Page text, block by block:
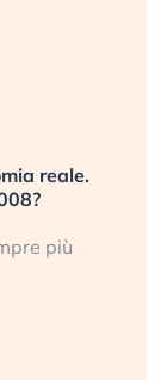
reale.
più